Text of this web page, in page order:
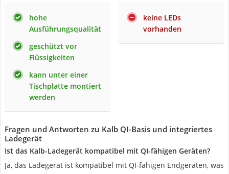
hohe
Ausführungsqualität
geschützt vor
Flüssigkeiten
kann unter einer
Tischplatte montiert
werden
keine LEDs
vorhanden
Fragen und Antworten zu Kalb QI-Basis und integriertes
Ladegerät
Ist das Kalb-Ladegerät kompatibel mit QI-fähigen Geräten?
Ja, das Ladegerät ist kompatibel mit QI-fähigen Endgeräten, was